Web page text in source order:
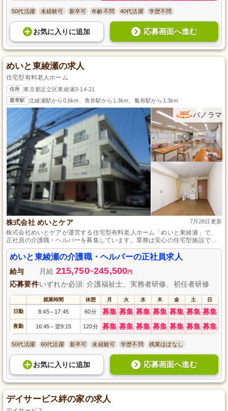
50代活躍 未経験可 新卒可 年齢不問 40代活躍 学歴不問
お気に入り に追加 応募画面へ進む
めいと東綾瀬の求人
住宅型有料老人ホーム
住所 東京都足立区東綾瀬3-14-21
最寄駅 北綾瀬駅から0.6km、青井駅から1.3km、亀有駅から1.3km
パノラマ
株式会社 めいとケア 7月28日更新
株式会社めいとケアが運営する住宅型有料老人ホーム「めいと東綾瀬」で、
正社員の介護職・ヘルパーを募集しています。業務は安心の住宅型施設での
介護サポートが中心で、未経験者の方も歓迎です。ご自身の成長とやりがい
を感じられる職場で、一緒に働きませんか？ご応募をお待ちしております。
めいと東綾瀬の介護職・ヘルパーの正社員求人
給与 月給 215,750~245,500円
応募要件いずれか必須: 介護福祉士、実務者研修、初任者研修
就業時間 休憩 月 火 水 木 金 土 日
日勤 8:45～ 17:45 60分 募集 募集 募集 募集 募集 募集 募集
夜勤 16:45～ 翌9:15 120分 募集 募集 募集 募集 募集 募集 募集
50代活躍 60代活躍 新卒可 未経験可 学歴不問 残業ほぼなし
お気に入り に追加 応募画面へ進む
デイサービス絆の家の求人